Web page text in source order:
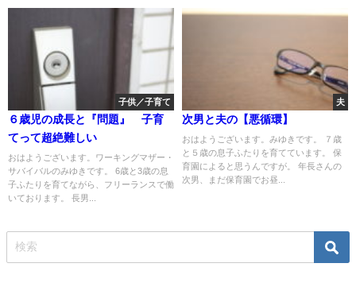
子供／子育て
６歳児の成長と『問題』 子育
てって超絶難しい
おはようございます。ワーキングマザー・
サバイバルのみゆきです。 6歳と3歳の息
子ふたりを育てながら、フリーランスで働
いております。 長男...
夫
次男と夫の【悪循環】
おはようございます。みゆきです。 ７歳
と５歳の息子ふたりを育てています。 保
育園によると思うんですが。 年長さんの
次男、まだ保育園でお昼...